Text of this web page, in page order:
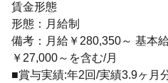
賃金形態
形態：月給制
備考：月給￥280,350～ 基本
￥27,000～を含む/月
■賞与実績:年2回/実績3.9ヶ月